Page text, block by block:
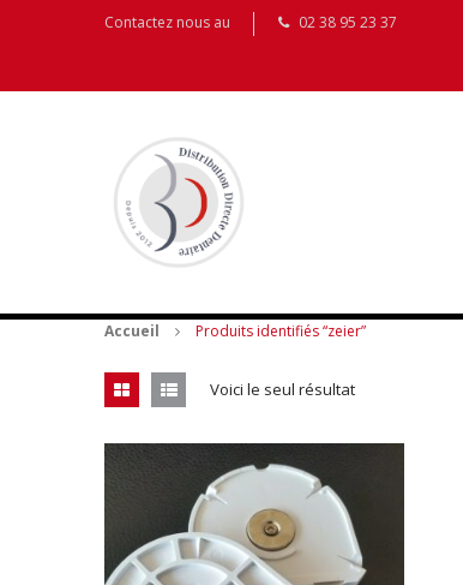
Contactez nous au 02 38 95 23 37
Accueil Produits identifiés “zeier”
Voici le seul résultat